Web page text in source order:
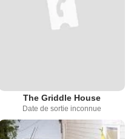
The Griddle House
Date de sortie inconnue